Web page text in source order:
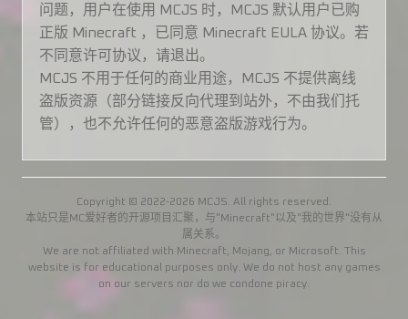
问题，用户在使用 MCJS 时，MCJS 默认用户已购
正版 Minecraft ，已同意 Minecraft EULA 协议。若
不同意许可协议，请退出。
MCJS 不用于任何的商业用途，MCJS 不提供离线
盗版资源（部分链接反向代理到站外，不由我们托
管），也不允许任何的恶意盗版游戏行为。
Copyright © 2022-2026 MCJS. All rights reserved.
本站只是MC爱好者的开源项目汇聚，与"Minecraft"以及"我的世界"没有从
属关系。
We are not affiliated with Minecraft, Mojang, or Microsoft. This
website is for educational purposes only. We do not host any games
on our servers nor do we condone piracy.